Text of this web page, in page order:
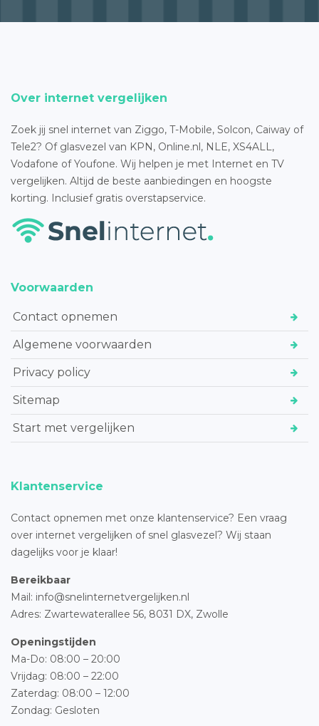
Over internet vergelijken
Zoek jij snel internet van Ziggo, T-Mobile, Solcon, Caiway of
Tele2? Of glasvezel van KPN, Online.nl, NLE, XS4ALL,
Vodafone of Youfone. Wij helpen je met Internet en TV
vergelijken. Altijd de beste aanbiedingen en hoogste
korting. Inclusief gratis overstapservice.
Voorwaarden
Contact opnemen
Algemene voorwaarden
Privacy policy
Sitemap
Start met vergelijken
Klantenservice
Contact opnemen met onze klantenservice? Een vraag
over internet vergelijken of snel glasvezel? Wij staan
dagelijks voor je klaar!
Bereikbaar
Mail: info@snelinternetvergelijken.nl
Adres: Zwartewaterallee 56, 8031 DX, Zwolle
Openingstijden
Ma-Do: 08:00 – 20:00
Vrijdag: 08:00 – 22:00
Zaterdag: 08:00 – 12:00
Zondag: Gesloten